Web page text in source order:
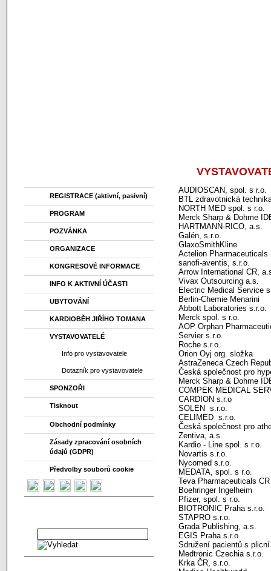
REGISTRACE (aktivní, pasivní)
PROGRAM
POZVÁNKA
ORGANIZACE
KONGRESOVÉ INFORMACE
INFO K AKTIVNÍ ÚČASTI
UBYTOVÁNÍ
KARDIOBĚH JIŘÍHO TOMANA
VYSTAVOVATELÉ
Info pro vystavovatele
Dotazník pro vystavovatele
SPONZOŘI
Tisknout
Obchodní podmínky
Zásady zpracování osobních
údajů (GDPR)
Předvolby souborů cookie
AUDIOSCAN, spol. s r.o.
BTL zdravotnická
NORTH MED spol. s r.o.
Merck Sharp & Dohme
HARTMANN-RICO, a.s.
Galén, s.r.o.
GlaxoSmithKline
Actelion Pharmaceuticals
sanofi-aventis, s.r.o.
Arrow International CR,
Vivax Outsourcing a.s.
Electric Medical Service
Berlin-Chemie Menarini
Abbott Laboratories s.r.o.
Merck spol. s r.o.
AOP Orphan
Servier s.r.o.
Roche s.r.o.
Orion Oyj org. složka
AstraZeneca Czech
Česká společnost pro
Merck Sharp & Dohme
COMPEK MEDICAL
CARDION s.r.o
SOLEN s.r.o.
CELIMED s.r.o.
Česká společnost pro
Zentiva, a.s.
Kardio - Line spol. s r.o.
Novartis s.r.o.
Nycomed s.r.o.
MEDATA, spol. s r.o.
Teva Pharmaceuticals
Boehringer Ingelheim
Pfizer, spol. s r.o.
BIOTRONIC Praha s.r.o.
STAPRO s.r.o.
Grada Publishing, a.s.
EGIS Praha s.r.o.
Sdružení pacientů s
Medtronic Czechia s.r.o.
Krka ČR, s.r.o.